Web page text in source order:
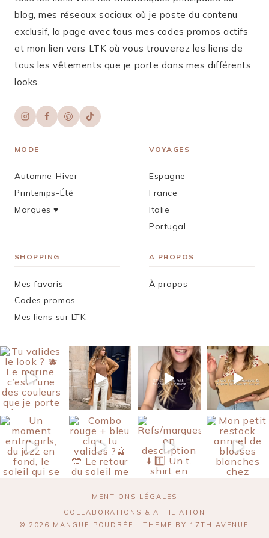
blog, mes réseaux sociaux où je poste du contenu
exclusif, la page avec tous mes codes promos actifs
et mon lien vers LTK où vous trouverez les liens de
tous les vêtements que je porte dans mes différents
looks.
MODE
Automne-Hiver
Printemps-Été
Marques ♥︎
VOYAGES
Espagne
France
Italie
Portugal
SHOPPING
Mes favoris
Codes promos
Mes liens sur LTK
A PROPOS
À propos
MENTIONS LÉGALES
COLLABORATIONS & AFFILIATION
© 2026 MANGUE POUDRÉE · THEME BY 17TH AVENUE